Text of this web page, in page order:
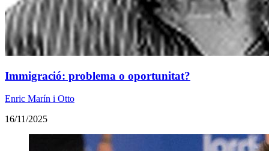
Immigració: problema o oportunitat?
Enric Marín i Otto
16/11/2025